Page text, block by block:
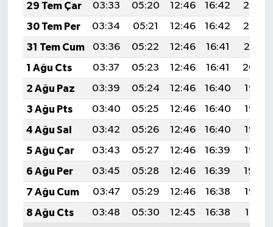
29 Tem Çar
03:33 05:20 12:46 16:42
20:03
30 Tem Per
03:34 05:21 12:46 16:42
20:02
31 Tem Cum
03:36 05:22 12:46 16:41
20:01
1 Ağu Cts
03:37 05:23 12:46 16:41
20:00
2 Ağu Paz
03:39 05:24 12:46 16:40
19:58
3 Ağu Pts
03:40 05:25 12:46 16:40
19:57
4 Ağu Sal
03:42 05:26 12:46 16:40
19:56
5 Ağu Çar
03:43 05:27 12:46 16:39
19:55
6 Ağu Per
03:45 05:28 12:46 16:39
19:54
7 Ağu Cum
03:47 05:29 12:46 16:38
19:53
8 Ağu Cts
03:48 05:30 12:45 16:38
19:51